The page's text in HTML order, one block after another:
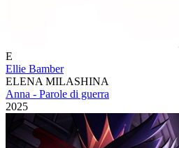
E
Ellie Bamber
ELENA MILASHINA
Anna - Parole di guerra
2025